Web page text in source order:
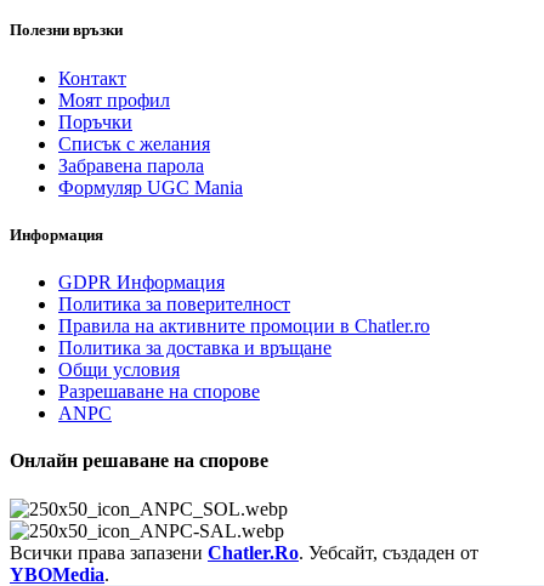
Полезни връзки
Контакт
Моят профил
Поръчки
Списък с желания
Забравена парола
Формуляр UGC Mania
Информация
GDPR Информация
Политика за поверителност
Правила на активните промоции в Chatler.ro
Политика за доставка и връщане
Общи условия
Разрешаване на спорове
ANPC
Онлайн решаване на спорове
Всички права запазени Chatler.Ro. Уебсайт, създаден от
YBOMedia.